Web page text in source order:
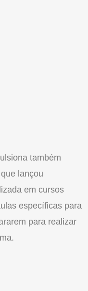
também
lançou
em cursos
específicas para
para realizar